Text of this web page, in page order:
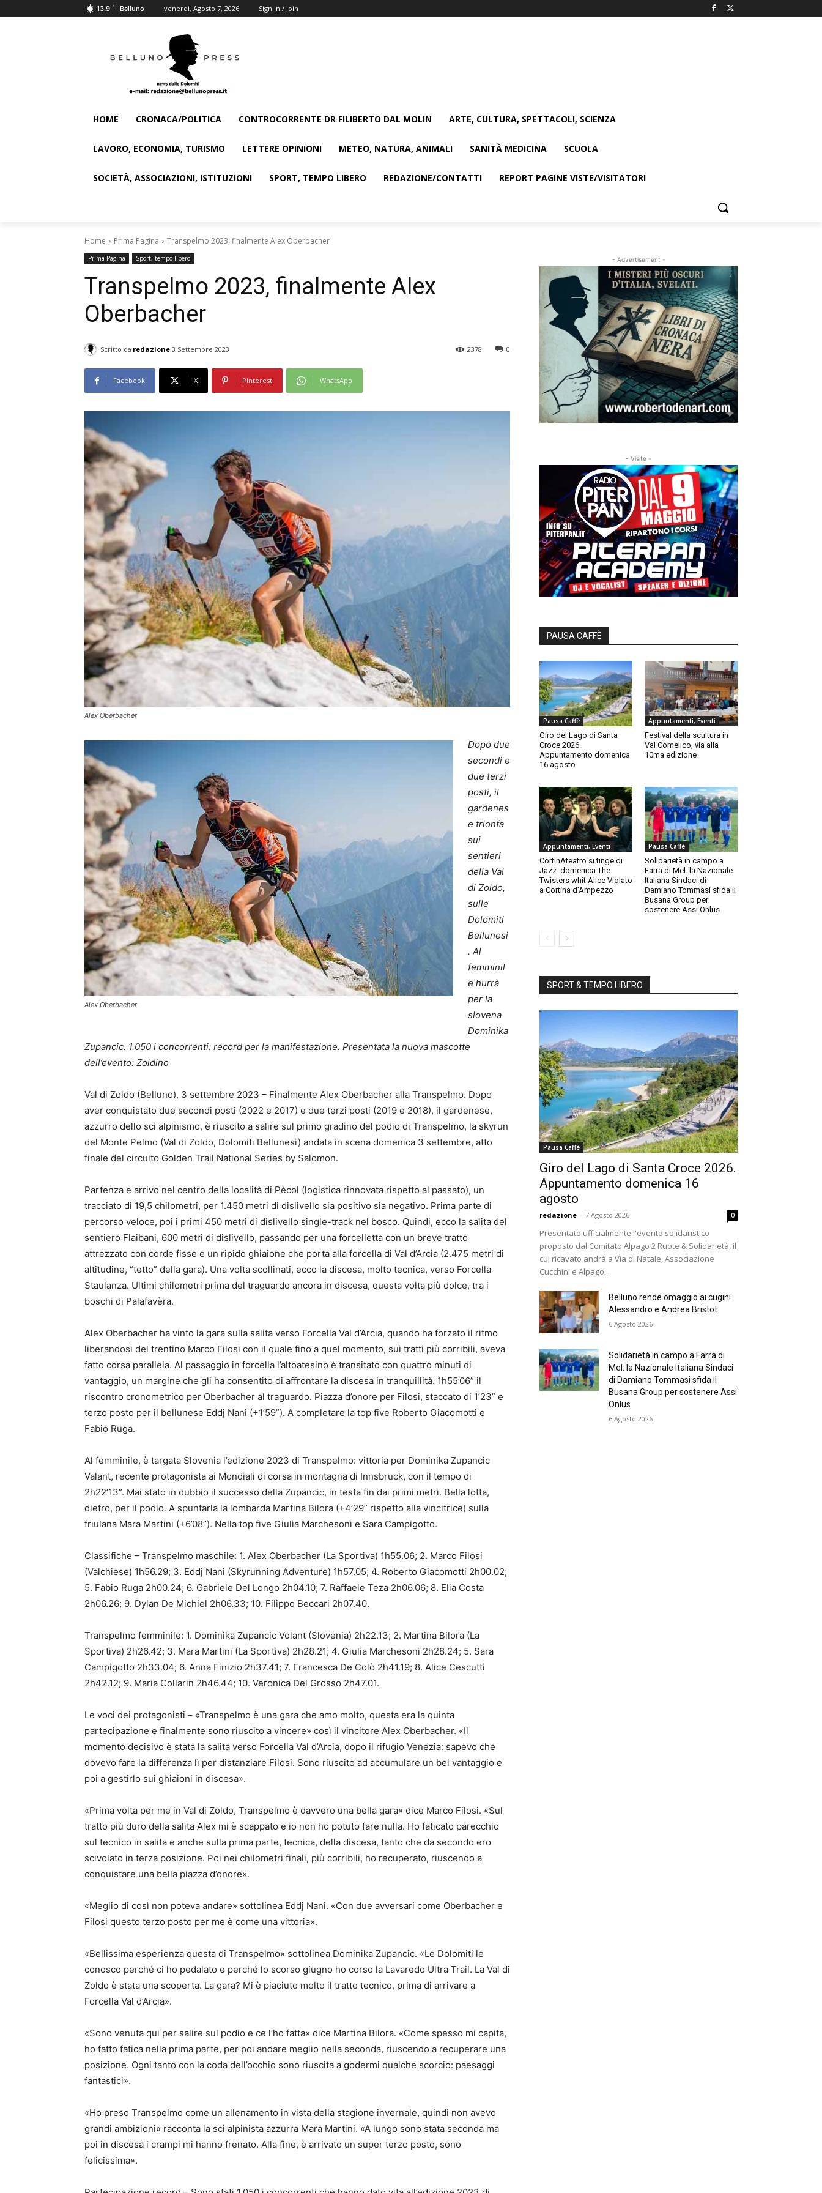
13.9 C Belluno venerdì, Agosto 7, 2026 Sign in / Join
HOME CRONACA/POLITICA CONTROCORRENTE DR FILIBERTO DAL MOLIN ARTE, CULTURA, SPETTACOLI, SCIENZA
LAVORO, ECONOMIA, TURISMO LETTERE OPINIONI METEO, NATURA, ANIMALI SANITÀ MEDICINA SCUOLA
SOCIETÀ, ASSOCIAZIONI, ISTITUZIONI SPORT, TEMPO LIBERO REDAZIONE/CONTATTI REPORT PAGINE VISTE/VISITATORI
Home Prima Pagina Transpelmo 2023, finalmente Alex Oberbacher
Prima Pagina Sport, tempo libero
Transpelmo 2023, finalmente Alex
Oberbacher
Scritto da redazione 3 Settembre 2023 0
2378
Facebook X Pinterest WhatsApp
Alex Oberbacher
Alex Oberbacher
Dopo due
secondi e
due terzi
posti, il
gardenes
e trionfa
sui
sentieri
della Val
di Zoldo,
sulle
Dolomiti
Bellunesi
. Al
femminil
e hurrà
per la
slovena
Dominika
Zupancic. 1.050 i concorrenti: record per la manifestazione. Presentata la nuova mascotte
dell’evento: Zoldino
Val di Zoldo (Belluno), 3 settembre 2023 – Finalmente Alex Oberbacher alla Transpelmo. Dopo
aver conquistato due secondi posti (2022 e 2017) e due terzi posti (2019 e 2018), il gardenese,
azzurro dello sci alpinismo, è riuscito a salire sul primo gradino del podio di Transpelmo, la skyrun
del Monte Pelmo (Val di Zoldo, Dolomiti Bellunesi) andata in scena domenica 3 settembre, atto
finale del circuito Golden Trail National Series by Salomon.
Partenza e arrivo nel centro della località di Pècol (logistica rinnovata rispetto al passato), un
tracciato di 19,5 chilometri, per 1.450 metri di dislivello sia positivo sia negativo. Prima parte di
percorso veloce, poi i primi 450 metri di dislivello single-track nel bosco. Quindi, ecco la salita del
sentiero Flaibani, 600 metri di dislivello, passando per una forcelletta con un breve tratto
attrezzato con corde fisse e un ripido ghiaione che porta alla forcella di Val d’Arcia (2.475 metri di
altitudine, “tetto” della gara). Una volta scollinati, ecco la discesa, molto tecnica, verso Forcella
Staulanza. Ultimi chilometri prima del traguardo ancora in discesa, questa volta più dolce, tra i
boschi di Palafavèra.
Alex Oberbacher ha vinto la gara sulla salita verso Forcella Val d’Arcia, quando ha forzato il ritmo
liberandosi del trentino Marco Filosi con il quale fino a quel momento, sui tratti più corribili, aveva
fatto corsa parallela. Al passaggio in forcella l’altoatesino è transitato con quattro minuti di
vantaggio, un margine che gli ha consentito di affrontare la discesa in tranquillità. 1h55’06” il
riscontro cronometrico per Oberbacher al traguardo. Piazza d’onore per Filosi, staccato di 1’23” e
terzo posto per il bellunese Eddj Nani (+1’59”). A completare la top five Roberto Giacomotti e
Fabio Ruga.
Al femminile, è targata Slovenia l’edizione 2023 di Transpelmo: vittoria per Dominika Zupancic
Valant, recente protagonista ai Mondiali di corsa in montagna di Innsbruck, con il tempo di
2h22’13”. Mai stato in dubbio il successo della Zupancic, in testa fin dai primi metri. Bella lotta,
dietro, per il podio. A spuntarla la lombarda Martina Bilora (+4’29” rispetto alla vincitrice) sulla
friulana Mara Martini (+6’08”). Nella top five Giulia Marchesoni e Sara Campigotto.
Classifiche – Transpelmo maschile: 1. Alex Oberbacher (La Sportiva) 1h55.06; 2. Marco Filosi
(Valchiese) 1h56.29; 3. Eddj Nani (Skyrunning Adventure) 1h57.05; 4. Roberto Giacomotti 2h00.02;
5. Fabio Ruga 2h00.24; 6. Gabriele Del Longo 2h04.10; 7. Raffaele Teza 2h06.06; 8. Elia Costa
2h06.26; 9. Dylan De Michiel 2h06.33; 10. Filippo Beccari 2h07.40.
Transpelmo femminile: 1. Dominika Zupancic Volant (Slovenia) 2h22.13; 2. Martina Bilora (La
Sportiva) 2h26.42; 3. Mara Martini (La Sportiva) 2h28.21; 4. Giulia Marchesoni 2h28.24; 5. Sara
Campigotto 2h33.04; 6. Anna Finizio 2h37.41; 7. Francesca De Colò 2h41.19; 8. Alice Cescutti
2h42.12; 9. Maria Collarin 2h46.44; 10. Veronica Del Grosso 2h47.01.
Le voci dei protagonisti – «Transpelmo è una gara che amo molto, questa era la quinta
partecipazione e finalmente sono riuscito a vincere» così il vincitore Alex Oberbacher. «Il
momento decisivo è stata la salita verso Forcella Val d’Arcia, dopo il rifugio Venezia: sapevo che
dovevo fare la differenza lì per distanziare Filosi. Sono riuscito ad accumulare un bel vantaggio e
poi a gestirlo sui ghiaioni in discesa».
«Prima volta per me in Val di Zoldo, Transpelmo è davvero una bella gara» dice Marco Filosi. «Sul
tratto più duro della salita Alex mi è scappato e io non ho potuto fare nulla. Ho faticato parecchio
sul tecnico in salita e anche sulla prima parte, tecnica, della discesa, tanto che da secondo ero
scivolato in terza posizione. Poi nei chilometri finali, più corribili, ho recuperato, riuscendo a
conquistare una bella piazza d’onore».
«Meglio di così non poteva andare» sottolinea Eddj Nani. «Con due avversari come Oberbacher e
Filosi questo terzo posto per me è come una vittoria».
«Bellissima esperienza questa di Transpelmo» sottolinea Dominika Zupancic. «Le Dolomiti le
conosco perché ci ho pedalato e perché lo scorso giugno ho corso la Lavaredo Ultra Trail. La Val di
Zoldo è stata una scoperta. La gara? Mi è piaciuto molto il tratto tecnico, prima di arrivare a
Forcella Val d’Arcia».
«Sono venuta qui per salire sul podio e ce l’ho fatta» dice Martina Bilora. «Come spesso mi capita,
ho fatto fatica nella prima parte, per poi andare meglio nella seconda, riuscendo a recuperare una
posizione. Ogni tanto con la coda dell’occhio sono riuscita a godermi qualche scorcio: paesaggi
fantastici».
«Ho preso Transpelmo come un allenamento in vista della stagione invernale, quindi non avevo
grandi ambizioni» racconta la sci alpinista azzurra Mara Martini. «A lungo sono stata seconda ma
poi in discesa i crampi mi hanno frenato. Alla fine, è arrivato un super terzo posto, sono
felicissima».
- Advertisement -
- Visite -
PAUSA CAFFÈ
Pausa Caffè
Giro del Lago di Santa
Croce 2026.
Appuntamento domenica
16 agosto
Appuntamenti, Eventi
Festival della scultura in
Val Comelico, via alla
10ma edizione
Appuntamenti, Eventi
CortinAteatro si tinge di
Jazz: domenica The
Twisters whit Alice Violato
a Cortina d’Ampezzo
Pausa Caffè
Solidarietà in campo a
Farra di Mel: la Nazionale
Italiana Sindaci di
Damiano Tommasi sfida il
Busana Group per
sostenere Assi Onlus
SPORT & TEMPO LIBERO
Pausa Caffè
Giro del Lago di Santa Croce 2026.
Appuntamento domenica 16
agosto
redazione - 7 Agosto 2026 0
Presentato ufficialmente l'evento solidaristico
proposto dal Comitato Alpago 2 Ruote & Solidarietà, il
cui ricavato andrà a Via di Natale, Associazione
Cucchini e Alpago...
Belluno rende omaggio ai cugini
Alessandro e Andrea Bristot
6 Agosto 2026
Solidarietà in campo a Farra di
Mel: la Nazionale Italiana Sindaci
di Damiano Tommasi sfida il
Busana Group per sostenere Assi
Onlus
6 Agosto 2026